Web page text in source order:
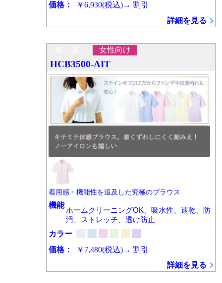
価格：
￥6,930(税込)→割引
詳細を見る
HCB3500-AIT
女性向け
着用感・機能性を追及した究極のブラウス
機能
ホームクリーニングOK、吸水性、速乾、防
汚、ストレッチ、透け防止
カラー
価格：
￥7,480(税込)→割引
詳細を見る